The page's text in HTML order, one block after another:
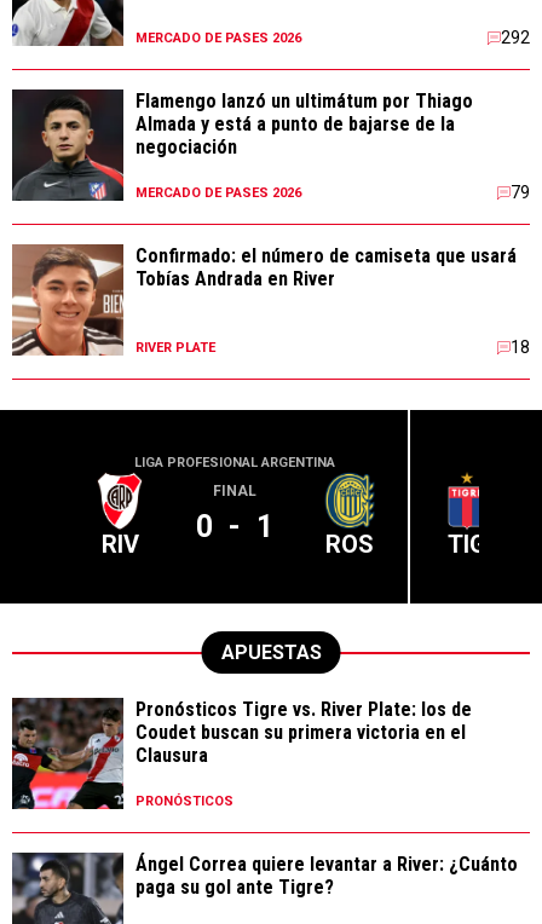
MERCADO DE PASES 2026 292
Flamengo lanzó un ultimátum por Thiago
Almada y está a punto de bajarse de la
negociación
MERCADO DE PASES 2026 79
Confirmado: el número de camiseta que usará
Tobías Andrada en River
RIVER PLATE 18
LIGA PROFESIONAL ARGENTINA
RIV
FINAL
0 - 1 ROS TIG
APUESTAS
Pronósticos Tigre vs. River Plate: los de
Coudet buscan su primera victoria en el
Clausura
PRONÓSTICOS
Ángel Correa quiere levantar a River: ¿Cuánto
paga su gol ante Tigre?